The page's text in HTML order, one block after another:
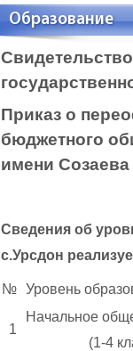
Образование
Приказ о
бюджетного
имени
Сведения об
с.Урсдон
№ Уровень
1
Начальное
(1-4